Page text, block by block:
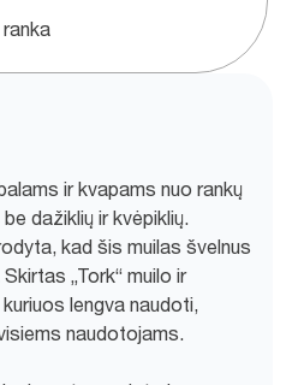
ir kvapams nuo rankų
dažiklių ir kvėpiklių.
kad šis muilas švelnus
„Tork“ muilo ir
lengva naudoti,
naudotojams.